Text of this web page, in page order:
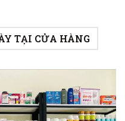
TẠI CỬA HÀNG